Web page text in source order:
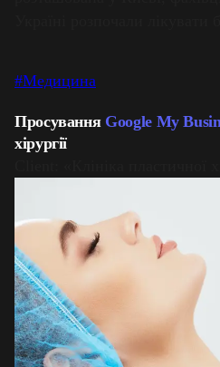
#Медицина
Просування Google My
хірургії